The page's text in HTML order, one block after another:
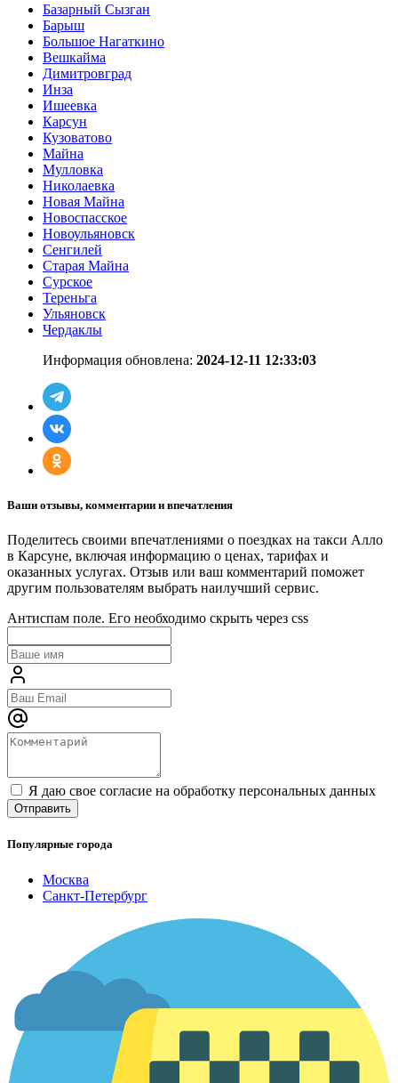
Базарный Сызган
Барыш
Большое Нагаткино
Вешкайма
Димитровград
Инза
Ишеевка
Карсун
Кузоватово
Майна
Мулловка
Николаевка
Новая Майна
Новоспасское
Новоульяновск
Сенгилей
Старая Майна
Сурское
Тереньга
Ульяновск
Чердаклы
Информация обновлена: 2024-12-11 12:33:03
Ваши отзывы, комментарии и впечатления
Поделитесь своими впечатлениями о поездках на такси Алло
в Карсуне, включая информацию о ценах, тарифах и
оказанных услугах. Отзыв или ваш комментарий поможет
другим пользователям выбрать наилучший сервис.
Антиспам поле. Его необходимо скрыть через css
Я даю свое согласие на обработку персональных данных
Популярные города
Москва
Санкт-Петербург